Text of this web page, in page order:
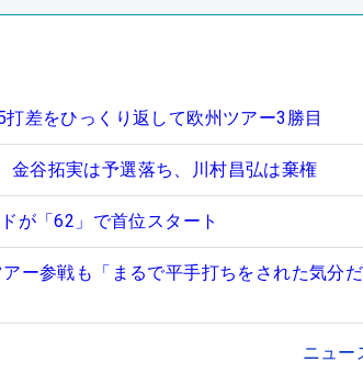
差をひっくり返して欧州ツアー3勝目
谷拓実は予選落ち、川村昌弘は棄権
が「62」で首位スタート
ー参戦も「まるで平手打ちをされた気分
ニュー